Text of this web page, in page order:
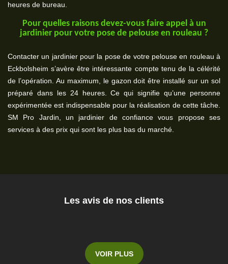
heures de bureau.
Pour quelles raisons devez-vous faire appel à un
jardinier pour votre pose de pelouse en rouleau ?
Contacter un jardinier pour la pose de votre pelouse en rouleau à
Eckbolsheim s’avère être intéressante compte tenu de la célérité
de l’opération. Au maximum, le gazon doit être installé sur un sol
préparé dans les 24 heures. Ce qui signifie qu’une personne
expérimentée est indispensable pour la réalisation de cette tâche.
SM Pro Jardin, un jardinier de confiance vous propose ses
services à des prix qui sont les plus bas du marché.
Les avis de nos clients
VOIR PLUS